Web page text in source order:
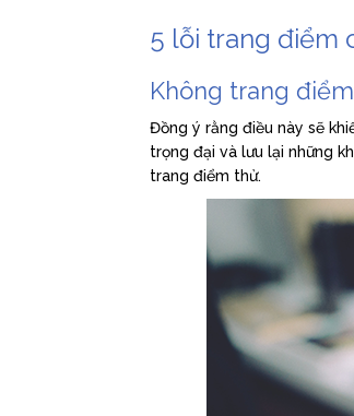
5 lỗi trang điểm
Không trang
Đồng ý rằng điều này sẽ
trọng đại và lưu lại những
trang điểm thử.